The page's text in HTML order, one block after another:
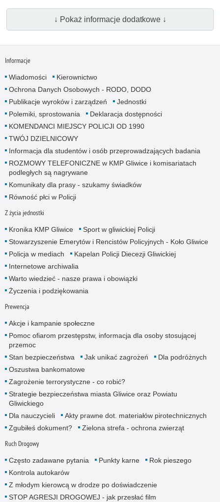
↓ Pokaż informacje dodatkowe ↓
Informacje
Wiadomości
Kierownictwo
Ochrona Danych Osobowych - RODO, DODO
Publikacje wyroków i zarządzeń
Jednostki
Polemiki, sprostowania
Deklaracja dostępności
KOMENDANCI MIEJSCY POLICJI OD 1990
TWÓJ DZIELNICOWY
Informacja dla studentów i osób przeprowadzających badania
ROZMOWY TELEFONICZNE w KMP Gliwice i komisariatach
podległych są nagrywane
Komunikaty dla prasy - szukamy świadków
Równość płci w Policji
Z życia jednostki
Kronika KMP Gliwice
Sport w gliwickiej Policji
Stowarzyszenie Emerytów i Rencistów Policyjnych - Koło Gliwice
Policja w mediach
Kapelan Policji Diecezji Gliwickiej
Internetowe archiwalia
Warto wiedzieć - nasze prawa i obowiązki
Życzenia i podziękowania
Prewencja
Akcje i kampanie społeczne
Pomoc ofiarom przestępstw, informacja dla osoby stosującej
przemoc
Stan bezpieczeństwa
Jak unikać zagrożeń
Dla podróżnych
Oszustwa bankomatowe
Zagrożenie terrorystyczne - co robić?
Strategie bezpieczeństwa miasta Gliwice oraz Powiatu
Gliwickiego
Dla nauczycieli
Akty prawne dot. materiałów pirotechnicznych
Zgubiłeś dokument?
Zielona strefa - ochrona zwierząt
Ruch Drogowy
Często zadawane pytania Punkty karne
Rok pieszego
Kontrola autokarów
Z młodym kierowcą w drodze po doświadczenie
STOP AGRESJI DROGOWEJ - jak przesłać film